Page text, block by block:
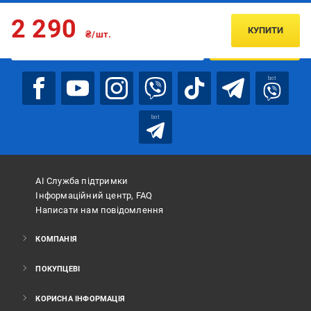
2 290 ₴/шт. КУПИТИ
Підписуйтесь, щоб дізнаватись першим про акції та пропозиції
ПІДПИСАТИСЯ
bot
bot
АІ Служба підтримки
Інформаційний центр, FAQ
Написати нам повідомлення
КОМПАНІЯ
ПОКУПЦЕВІ
КОРИСНА ІНФОРМАЦІЯ